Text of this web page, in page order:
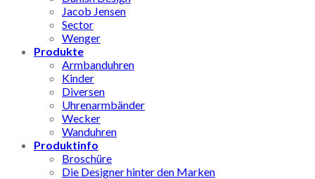
Jacob Jensen
Sector
Wenger
Produkte
Armbanduhren
Kinder
Diversen
Uhrenarmbänder
Wecker
Wanduhren
Produktinfo
Broschüre
Die Designer hinter den Marken